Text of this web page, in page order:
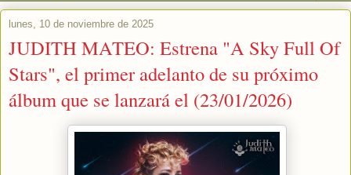
lunes, 10 de noviembre de 2025
JUDITH MATEO: Estrena "A Sky Full Of
Stars", el primer adelanto de su próximo
álbum que se lanzará el (23/01/2026)